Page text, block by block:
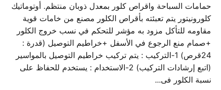
حمامات السباحة واقراص كلور بمعدل ذوبان منتظم. أوتوماتيك
كلورونيتور يتم تعبئته بأقراص الكلور مصنع من خامات قوية
مقاومه للتأكل مزود به مؤشر للتحكم في نسب خروج الكلور
+صمام منع الرجوع في الأسفل +خراطيم التوصيل (قدرة :
24قرص) 1-التركيب : يتم تركيب خراطيم التوصيل بالمواسير
(اتبع إرشادات التركيب) 2-الاستخدام : يستخدم للحفاظ على
نسبة الكلور فى...